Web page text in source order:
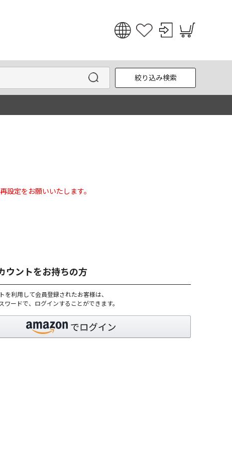
English
한국어
絞り込み検索
定をお願いいたします。
ウントをお持ちの方
を利用して会員登録されたお客様は、
ードで、ログインすることができます。